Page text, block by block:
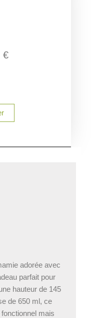
€
adorée avec
parfait pour
hauteur de 145
de 650 ml, ce
mais